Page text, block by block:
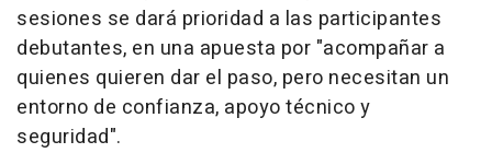
sesiones se dará prioridad a las participantes
debutantes, en una apuesta por "acompañar a
quienes quieren dar el paso, pero necesitan un
entorno de confianza, apoyo técnico y
seguridad".